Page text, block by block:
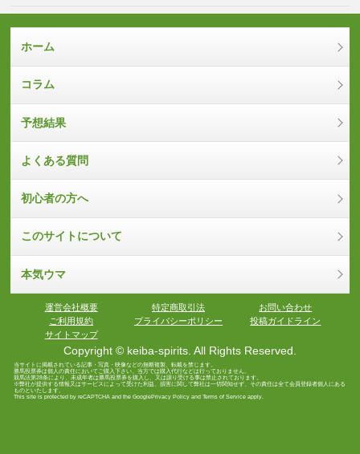
ホーム
コラム
予想結果
よくある質問
初心者の方へ
このサイトについて
本気ウマ
運営会社概要 特定商取引法
お問い合わせ
ご利用規約
プライバシーポリシー
投稿ガイドライン
サイトマップ
Copyright © keiba-spirits. All Rights Reserved.
当サイトに掲載されている記事・写真・映像などの無断複製、転載を禁じます。
勝馬投票券は個人の責任においてご購入下さい。当方では購入代行などは行っておりません。
競馬法第28条により、未成年者は勝馬投票券を購入し、又は譲り受ける事は禁止されております。
※弊社が提供する情報又はサービスによって受けた利益、損害に関して弊社は一切関知せず、その責任は全て会員登録者個人にある
ものといたします。
This site is protected by reCAPTCHA and the GooglePrivacy Policyand Terms of Serviceapply.